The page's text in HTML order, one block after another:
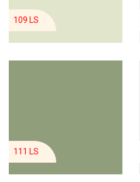
109 LS
111 LS